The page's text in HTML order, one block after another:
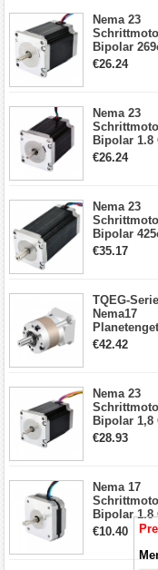
Nema 23
Bipolar
2,8A
€26.24
Nema 23
Bipolar 1.8
1.9Nm 3A
€26.24
Nema 23
Bipolar
4.2A
€35.17
TQEG-Serie
Nema17
5:1 Spiel
€42.42
Nema 23
Bipolar 1,8
2,83Nm 4 A
€28.93
Nema 17
Bipolar 1.8
8.7Ncm 1A
€10.40